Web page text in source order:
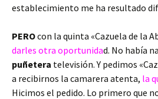
establecimiento me ha resultado
PEROcon la quinta «Cazuela de la
darles otra oportunidad. No había
puñetera televisión. Y pedimos
a recibirnos la camarera atenta, la
Hicimos el pedido. Lo primero que